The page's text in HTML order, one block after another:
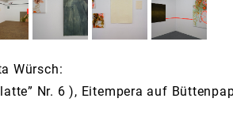
Würsch:
Nr. 6 ), Eitempera auf